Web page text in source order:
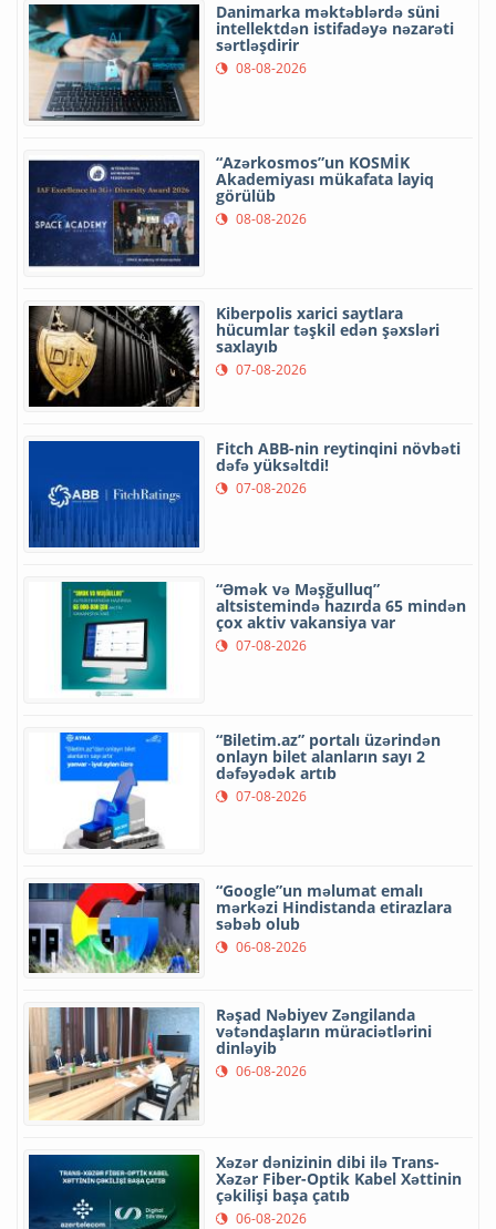
Danimarka məktəblərdə süni
intellektdən istifadəyə nəzarəti
sərtləşdirir
08-08-2026
“Azərkosmos”un KOSMİK
Akademiyası mükafata layiq
görülüb
08-08-2026
Kiberpolis xarici saytlara
hücumlar təşkil edən şəxsləri
saxlayıb
07-08-2026
Fitch ABB-nin reytinqini növbəti
dəfə yüksəltdi!
07-08-2026
“Əmək və Məşğulluq”
altsistemində hazırda 65 mindən
çox aktiv vakansiya var
07-08-2026
“Biletim.az” portalı üzərindən
onlayn bilet alanların sayı 2
dəfəyədək artıb
07-08-2026
“Google”un məlumat emalı
mərkəzi Hindistanda etirazlara
səbəb olub
06-08-2026
Rəşad Nəbiyev Zəngilanda
vətəndaşların müraciətlərini
dinləyib
06-08-2026
Xəzər dənizinin dibi ilə Trans-
Xəzər Fiber-Optik Kabel Xəttinin
çəkilişi başa çatıb
06-08-2026